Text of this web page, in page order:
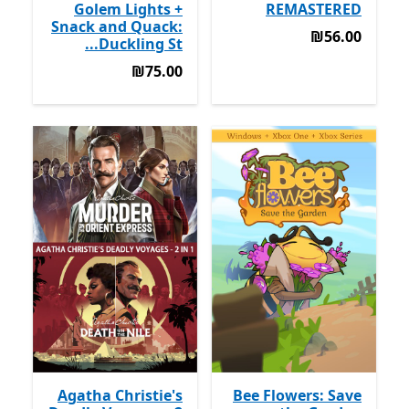
REMASTERED
‪₪56.00‬
‪₪56.00‬
Golem Lights +
Snack and Quack:
Duckling St...
‪₪75.00‬
‪₪75.00‬
Bee Flowers: Save
Agatha Christie's